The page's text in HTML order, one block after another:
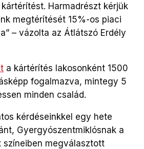
Harmadrészt kérjük
megtérítését 15%-os piaci
– vázolta az Átlátszó Erdély
a kártérítés lakosonként 1500
fogalmazva, mintegy 5
minden család.
kérdéseinkkel egy hete
Gyergyószentmiklósnak a
színeiben megválasztott